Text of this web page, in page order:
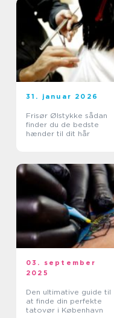
31. januar 2026
Frisør Ølstykke sådan
finder du de bedste
hænder til dit hår
03. september
2025
Den ultimative guide til
at finde din perfekte
tatovør i København